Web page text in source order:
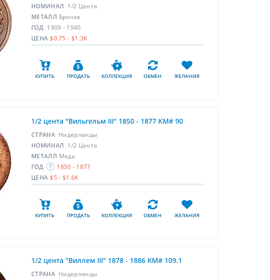
НОМИНАЛ 1/2 Цента
МЕТАЛЛ Бронза
ГОД 1909 - 1940
ЦЕНА $0.75 - $1.3K
КУПИТЬ ПРОДАТЬ КОЛЛЕКЦИЯ ОБМЕН ЖЕЛАНИЯ
1/2 цента "Вильгельм III" 1850 - 1877 KM# 90
СТРАНА Нидерланды
НОМИНАЛ 1/2 Цента
МЕТАЛЛ Медь
ГОД
1850 - 1877
ЦЕНА $5 - $1.6K
КУПИТЬ ПРОДАТЬ КОЛЛЕКЦИЯ ОБМЕН ЖЕЛАНИЯ
1/2 цента "Виллем III" 1878 - 1886 KM# 109.1
СТРАНА Нидерланды